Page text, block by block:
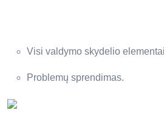
Visi valdymo skydelio
Problemų sprendimas.